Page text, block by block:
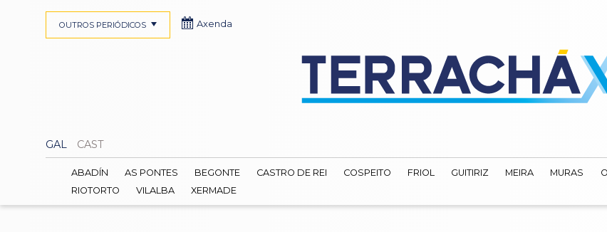
GAL CAST
OUTROS PERIÓDICOS Axenda
ABADÍN AS PONTES BEGONTE CASTRO DE REI COSPEITO FRIOL GUITIRIZ MEIRA MURAS
RIOTORTO
VILALBA XERMADE